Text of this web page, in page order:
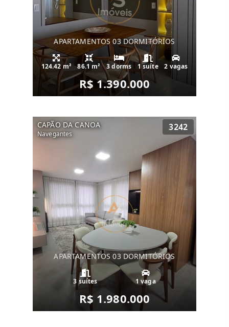
APARTAMENTOS 03 DORMITÓRIOS
124.42 m² 86.1 m² 3 dorms 1 suíte 2 vagas
R$ 1.390.000
CAPÃO DA CANOA
Navegantes
3242
APARTAMENTOS 03 DORMITÓRIOS
3 suítes 1 vaga
R$ 1.980.000